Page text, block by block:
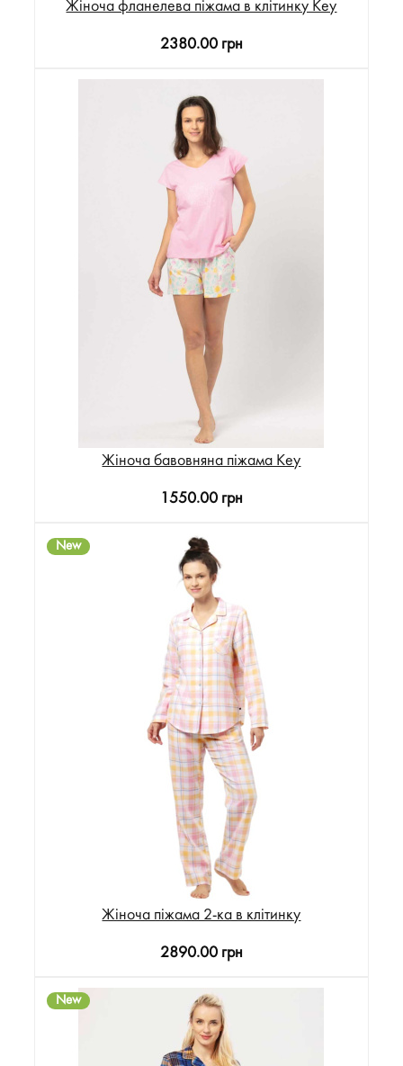
Жіноча фланелева піжама в клітинку Key
2380.00 грн
Жіноча бавовняна піжама Key
1550.00 грн
New
Жіноча піжама 2-ка в клітинку
2890.00 грн
New